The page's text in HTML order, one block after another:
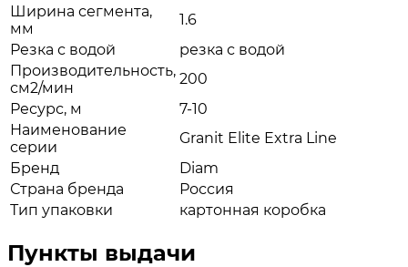
Ширина сегмента,
мм
1.6
Резка с водой
резка с водой
Производительность,
см2/мин
200
Ресурс, м
7-10
Наименование
серии
Granit Elite Extra Line
Бренд
Diam
Страна бренда
Россия
Тип упаковки
картонная коробка
Пункты выдачи